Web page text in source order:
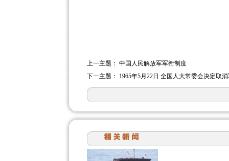
上一主题： 中国人民解放军军衔制度
下一主题： 1965年5月22日 全国人大常委会决定取